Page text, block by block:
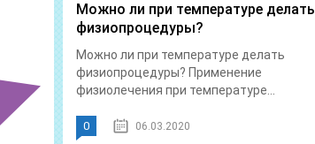
Можно ли при температуре делать
физиопроцедуры?
Можно ли при температуре делать
физиопроцедуры? Применение
физиолечения при температуре...
0 06.03.2020